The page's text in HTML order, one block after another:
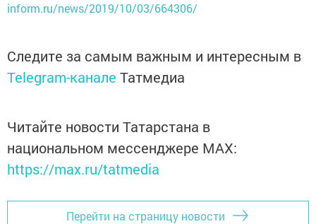
inform.ru/news/2019/10/03/664306/
Следите за самым важным и интересным в
Telegram-канале Татмедиа
Читайте новости Татарстана в
национальном мессенджере MАХ:
https://max.ru/tatmedia
Перейти на страницу новости